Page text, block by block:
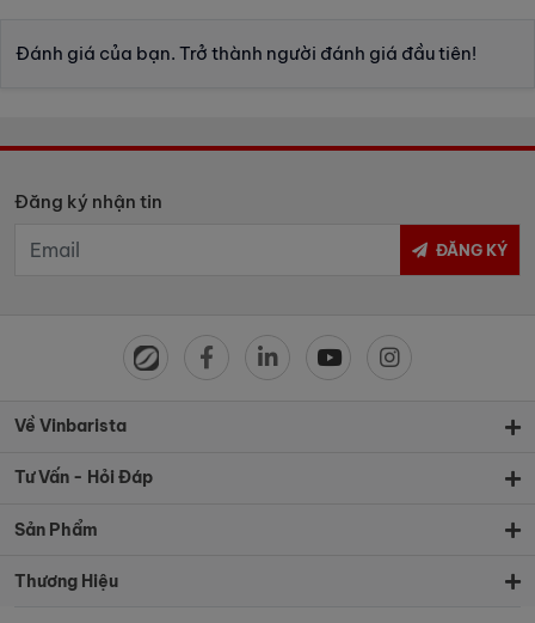
Đánh giá của bạn. Trở thành người đánh giá đầu tiên!
Đăng ký nhận tin
ĐĂNG KÝ
Về Vinbarista
Tư Vấn - Hỏi Đáp
Sản Phẩm
Thương Hiệu